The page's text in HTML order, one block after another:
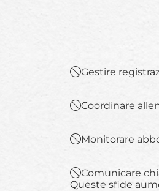
Gestire
Coordinare
Monitorare
Comunicare
Queste sfide